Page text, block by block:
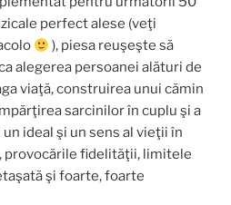
perfect alese (veţi
), piesa reuşeşte să
alegerea persoanei alături de
viaţă, construirea unui cămin
sarcinilor în cuplu şi a
ideal şi un sens al vieţii în
provocările fidelităţii, limitele
şi foarte, foarte